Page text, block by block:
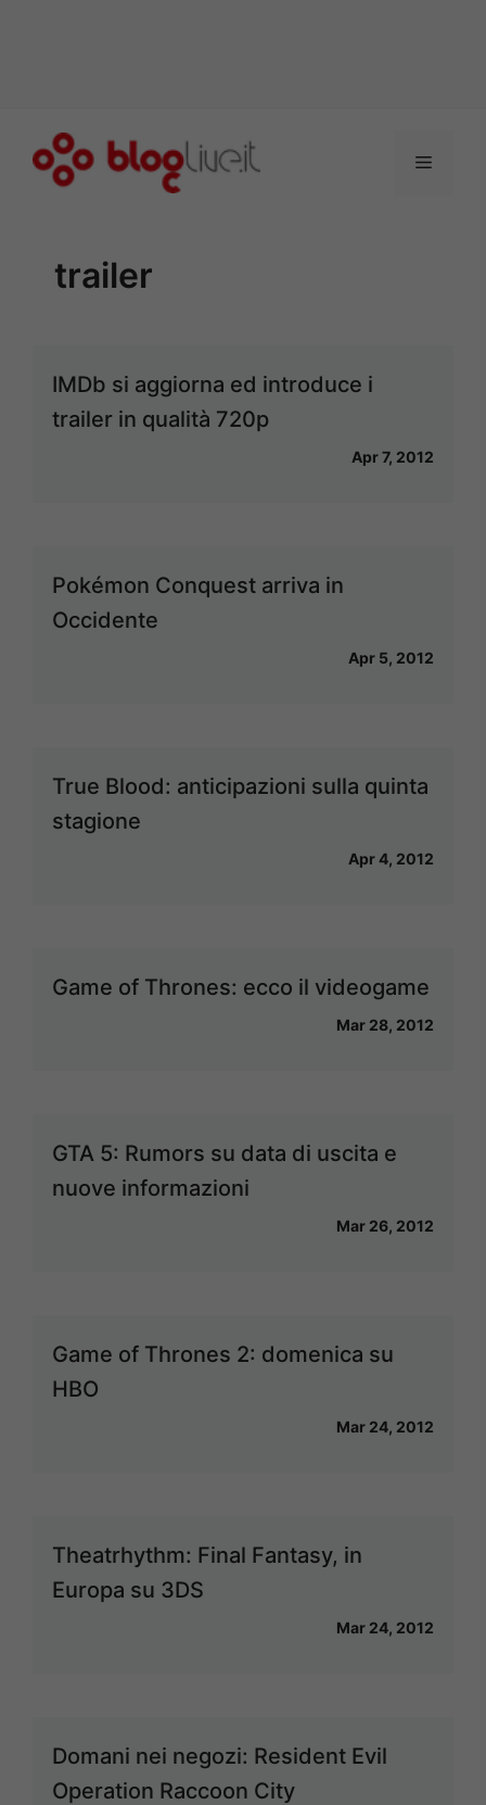
Menu
trailer
IMDb si aggiorna ed introduce i
trailer in qualità 720p
Apr 7, 2012
Pokémon Conquest arriva in
Occidente
Apr 5, 2012
True Blood: anticipazioni sulla quinta
stagione
Apr 4, 2012
Game of Thrones: ecco il videogame
Mar 28, 2012
GTA 5: Rumors su data di uscita e
nuove informazioni
Mar 26, 2012
Game of Thrones 2: domenica su
HBO
Mar 24, 2012
Theatrhythm: Final Fantasy, in
Europa su 3DS
Mar 24, 2012
Domani nei negozi: Resident Evil
Operation Raccoon City